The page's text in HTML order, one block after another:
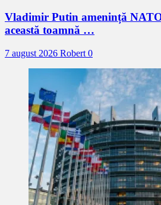
Vladimir Putin amenință
această toamnă …
7 august 2026 Robert 0